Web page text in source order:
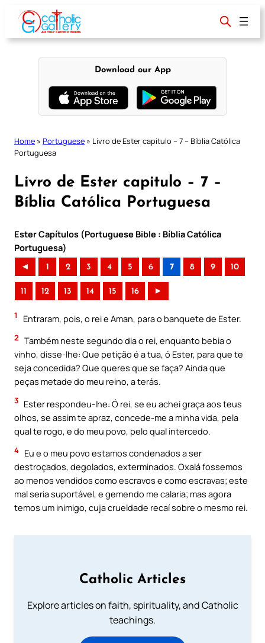
content
Download our App
Home » Portuguese » Livro de Ester capitulo – 7 – Bíblia Católica
Portuguesa
Livro de Ester capitulo – 7 –
Bíblia Católica Portuguesa
Ester Capítulos (Portuguese Bible : Bíblia Católica
Portuguesa)
◄ 1 2 3 4 5 6 7 8 9 10
11 12 13 14 15 16 ►
1 Entraram, pois, o rei e Aman, para o banquete de Ester.
2 Também neste segundo dia o rei, enquanto bebia o
vinho, disse-lhe: Que petição é a tua, ó Ester, para que te
seja concedida? Que queres que se faça? Ainda que
peças metade do meu reino, a terás.
3 Ester respondeu-lhe: Ó rei, se eu achei graça aos teus
olhos, se assim te apraz, concede-me a minha vida, pela
qual te rogo, e do meu povo, pelo qual intercedo.
4 Eu e o meu povo estamos condenados a ser
destroçados, degolados, exterminados. Oxalá fossemos
ao menos vendidos como escravos e como escravas; este
mal seria suportável, e gemendo me calaria; mas agora
temos um inimigo, cuja crueldade recaí sobre o mesmo rei.
Catholic Articles
Explore articles on faith, spirituality, and Catholic
teachings.